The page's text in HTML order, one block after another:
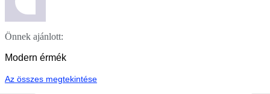
Önnek ajánlott:
Modern érmék
Az összes megtekintése